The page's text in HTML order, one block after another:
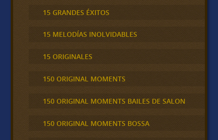
15 GRANDES ÉXITOS
15 MELODÍAS INOLVIDABLES
15 ORIGINALES
150 ORIGINAL MOMENTS
150 ORIGINAL MOMENTS BAILES DE SALON
150 ORIGINAL MOMENTS BOSSA